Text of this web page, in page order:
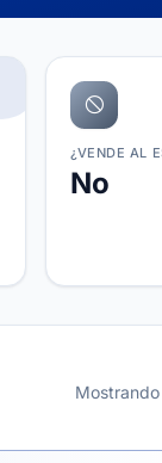
¿VENDE AL
No